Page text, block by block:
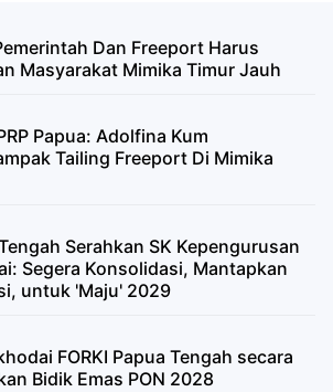
Dan Freeport Harus
Masyarakat Mimika Timur Jauh
Papua: Adolfina Kum
Tailing Freeport Di Mimika
Serahkan SK Kepengurusan
Segera Konsolidasi, Mantapkan
untuk 'Maju' 2029
FORKI Papua Tengah secara
Bidik Emas PON 2028